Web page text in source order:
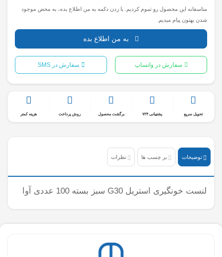
متاسفانه این محصول رو تموم کردیم. با زدن دکمه به من اطلاع بده، به محض موجود
شدن بهتون پیام میدیم.
به من اطلاع بده
سفارش در واتساپ سفارش در SMS
تحویل سریع پشتیبانی ۷۲۴ برگشت محصول روش پرداخت هزینه کمتر
توضیحات بر چسب ها نظرات
لنست خونگیری استریل G30 سبز بسته 100 عددی آوا